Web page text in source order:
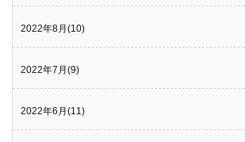
2022年8月(10)
2022年7月(9)
2022年6月(11)